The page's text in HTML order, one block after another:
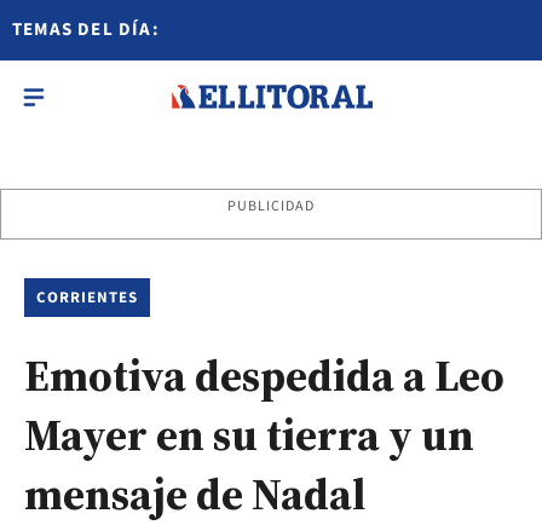
TEMAS DEL DÍA:
PUBLICIDAD
CORRIENTES
Emotiva despedida a Leo
Mayer en su tierra y un
mensaje de Nadal